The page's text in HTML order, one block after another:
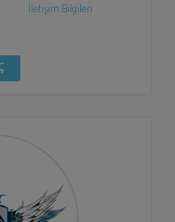
İletişim Bilgileri